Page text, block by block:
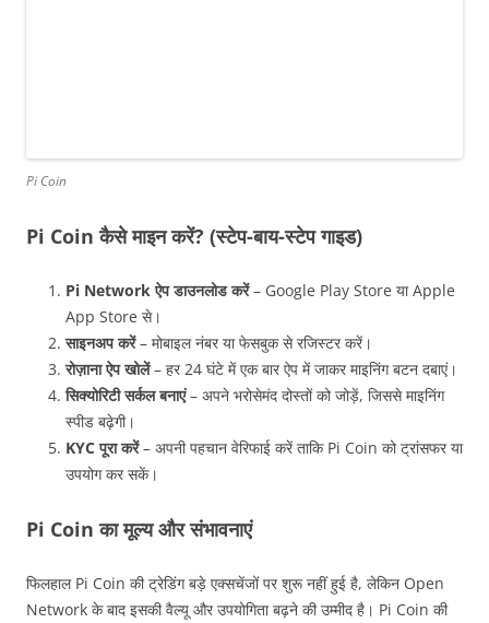
Pi Coin
Pi Coin कैसे माइन करें? (स्टेप-बाय-स्टेप गाइड)
Pi Network ऐप डाउनलोड करें– Google Play Store या Apple
App Store से।
साइनअप करें– मोबाइल नंबर या फेसबुक से रजिस्टर करें।
रोज़ाना ऐप खोलें– हर 24 घंटे में एक बार ऐप में जाकर माइनिंग बटन दबाएं।
सिक्योरिटी सर्कल बनाएं– अपने भरोसेमंद दोस्तों को जोड़ें, जिससे माइनिंग
स्पीड बढ़ेगी।
KYC पूरा करें– अपनी पहचान वेरिफाई करें ताकि Pi Coin को ट्रांसफर या
उपयोग कर सकें।
Pi Coin का मूल्य और संभावनाएं
फिलहाल Pi Coin की ट्रेडिंग बड़े एक्सचेंजों पर शुरू नहीं हुई है, लेकिन Open
Network के बाद इसकी वैल्यू और उपयोगिता बढ़ने की उम्मीद है। Pi Coin की